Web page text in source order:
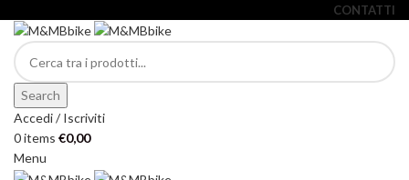
CONTATTI
Search
Accedi / Iscriviti
0items €0,00
Menu